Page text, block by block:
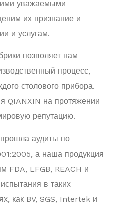
уважаемыми
их признание и
и услугам.
позволяет нам
процесс,
столового прибора.
QIANXIN на протяжении
репутацию.
аудиты по
а наша продукция
FDA, LFGB, REACH и
в таких
как BV, SGS, Intertek и